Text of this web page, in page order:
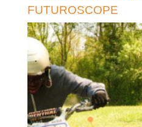
FUTUROSCOPE